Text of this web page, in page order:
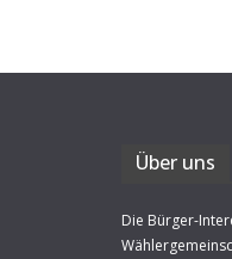
Über uns
Die Bürger-